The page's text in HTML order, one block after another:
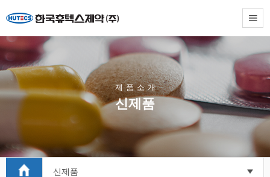
제 품 소 개
신제품
신제품